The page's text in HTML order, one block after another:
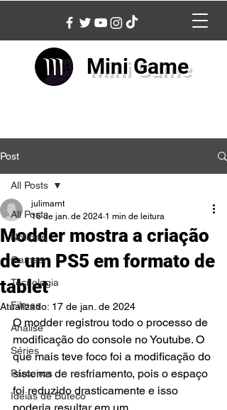
Mini Game
Post
All Posts
Notícias
Games
Tecnologia
Filmes
Análise
Séries
Parceiros
Ideias de Buteco
All Posts
Modder mostra a criação
de um PS5 em formato de
tablet
julimarnt
16 de jan. de 2024 1 min de leitura
Atualizado: 17 de jan. de 2024
O modder registrou todo o processo de
modificação do console no Youtube. O
que mais teve foco foi a modificação do
sistema de resfriamento, pois o espaço
foi reduzido drasticamente e isso